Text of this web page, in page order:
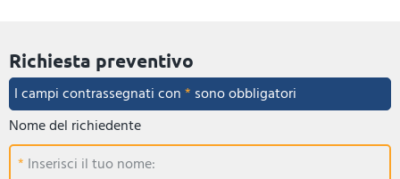
Richiesta preventivo
I campi contrassegnati con* sono obbligatori
Nome del richiedente
Inserisci il tuo nome: